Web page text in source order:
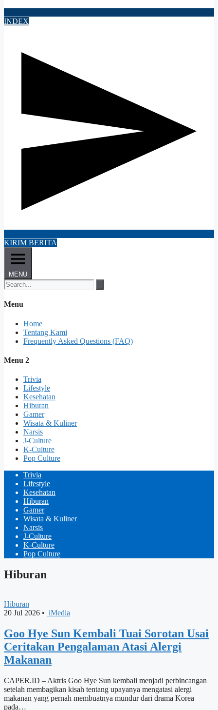
INDEX
KIRIM BERITA
MENU
Menu
Home
Tentang Kami
Frequently Asked Questions (FAQ)
Menu 2
Trivia
Lifestyle
Kesehatan
Hiburan
Gamer
Wisata & Kuliner
Narsis
J-Culture
K-Culture
Pop Culture
Trivia
Lifestyle
Kesehatan
Hiburan
Gamer
Wisata & Kuliner
Narsis
J-Culture
K-Culture
Pop Culture
Hiburan
Hiburan
20 Jul 2026 • iMedia
Goo Hye Sun Kembali Tuai Sorotan Usai
Ceritakan Pengalaman Atasi Alergi
Makanan
CAPER.ID – Aktris Goo Hye Sun kembali menjadi perbincangan
setelah membagikan kisah tentang upayanya mengatasi alergi
makanan yang pernah membuatnya mundur dari drama Korea
pada…